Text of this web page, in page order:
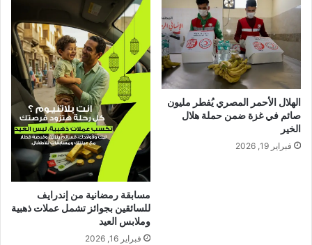
الهلال الأحمر المصري يُفطر مليون
صائم في غزة ضمن حملة هلال
الخير
فبراير 19, 2026
مسابقة رمضانية من إندرايف
للسائقين بجوائز تشمل عملات ذهبية
وملابس العيد
فبراير 16, 2026